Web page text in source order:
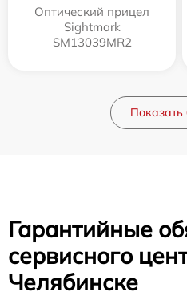
Оптический прицел
Sightmark
SM13039MR2
Гарантийные
сервисного
Челябинске